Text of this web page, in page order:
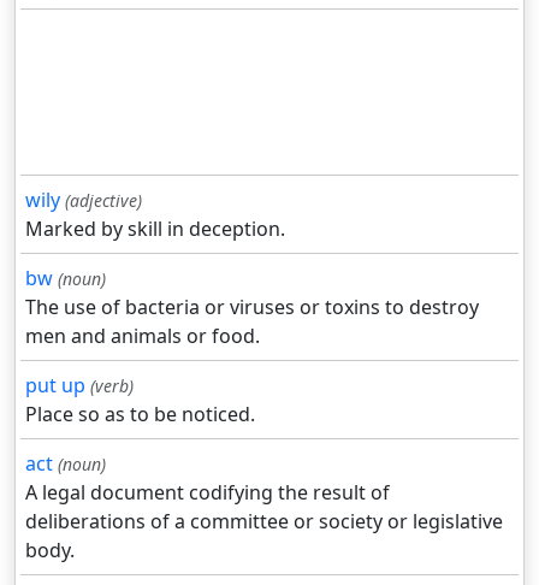
wily (adjective)
Marked by skill in deception.
bw (noun)
The use of bacteria or viruses or toxins to destroy
men and animals or food.
put up (verb)
Place so as to be noticed.
act (noun)
A legal document codifying the result of
deliberations of a committee or society or legislative
body.